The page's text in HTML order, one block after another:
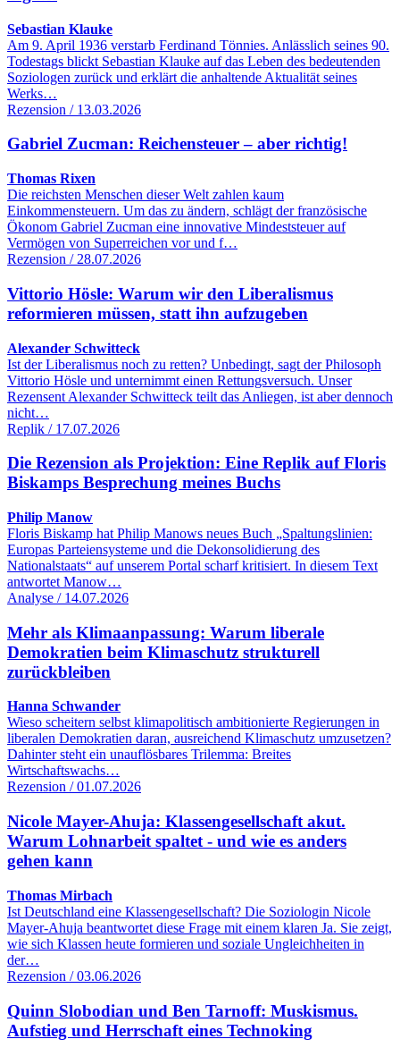
Sebastian Klauke
Am 9. April 1936 verstarb Ferdinand Tönnies. Anlässlich seines 90.
Todestags blickt Sebastian Klauke auf das Leben des bedeutenden
Soziologen zurück und erklärt die anhaltende Aktualität seines
Werks…
Rezension / 13.03.2026
Gabriel Zucman: Reichensteuer – aber richtig!
Thomas Rixen
Die reichsten Menschen dieser Welt zahlen kaum
Einkommensteuern. Um das zu ändern, schlägt der französische
Ökonom Gabriel Zucman eine innovative Mindeststeuer auf
Vermögen von Superreichen vor und f…
Rezension / 28.07.2026
Vittorio Hösle: Warum wir den Liberalismus
reformieren müssen, statt ihn aufzugeben
Alexander Schwitteck
Ist der Liberalismus noch zu retten? Unbedingt, sagt der Philosoph
Vittorio Hösle und unternimmt einen Rettungsversuch. Unser
Rezensent Alexander Schwitteck teilt das Anliegen, ist aber dennoch
nicht…
Replik / 17.07.2026
Die Rezension als Projektion: Eine Replik auf Floris
Biskamps Besprechung meines Buchs
Philip Manow
Floris Biskamp hat Philip Manows neues Buch „Spaltungslinien:
Europas Parteiensysteme und die Dekonsolidierung des
Nationalstaats“ auf unserem Portal scharf kritisiert. In diesem Text
antwortet Manow…
Analyse / 14.07.2026
Mehr als Klimaanpassung: Warum liberale
Demokratien beim Klimaschutz strukturell
zurückbleiben
Hanna Schwander
Wieso scheitern selbst klimapolitisch ambitionierte Regierungen in
liberalen Demokratien daran, ausreichend Klimaschutz umzusetzen?
Dahinter steht ein unauflösbares Trilemma: Breites
Wirtschaftswachs…
Rezension / 01.07.2026
Nicole Mayer-Ahuja: Klassengesellschaft akut.
Warum Lohnarbeit spaltet - und wie es anders
gehen kann
Thomas Mirbach
Ist Deutschland eine Klassengesellschaft? Die Soziologin Nicole
Mayer-Ahuja beantwortet diese Frage mit einem klaren Ja. Sie zeigt,
wie sich Klassen heute formieren und soziale Ungleichheiten in
der…
Rezension / 03.06.2026
Quinn Slobodian und Ben Tarnoff: Muskismus.
Aufstieg und Herrschaft eines Technoking